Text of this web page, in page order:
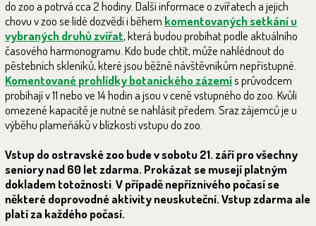
do zoo a potrvá cca 2 hodiny. Další informace o zvířatech a jejich
chovu v zoo se lidé dozvědí i během komentovaných setkání u
vybraných druhů zvířat, která budou probíhat podle aktuálního
časového harmonogramu. Kdo bude chtít, může nahlédnout do
pěstebních skleníků, které jsou běžně návštěvníkům nepřístupné.
Komentované prohlídky botanického zázemís průvodcem
probíhají v 11 nebo ve 14 hodin a jsou v ceně vstupného do zoo. Kvůli
omezené kapacitě je nutné se nahlásit předem. Sraz zájemců je u
výběhu plameňáků v blízkosti vstupu do zoo.
Vstup do ostravské zoo bude v sobotu 21. září pro všechny
seniory nad 60 let zdarma. Prokázat se musejí platným
dokladem totožnosti.V případě nepříznivého počasí se
některé doprovodné aktivity neuskuteční. Vstup zdarma ale
platí za každého počasí.